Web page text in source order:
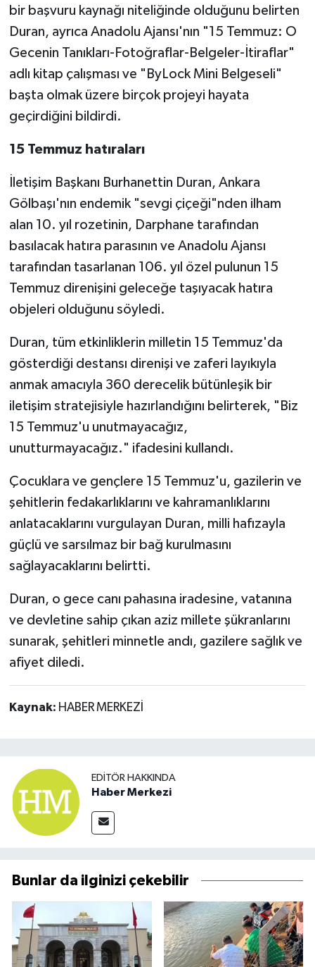
bir başvuru kaynağı niteliğinde olduğunu belirten
Duran, ayrıca Anadolu Ajansı'nın "15 Temmuz: O
Gecenin Tanıkları-Fotoğraflar-Belgeler-İtiraflar"
adlı kitap çalışması ve "ByLock Mini Belgeseli"
başta olmak üzere birçok projeyi hayata
geçirdiğini bildirdi.
15 Temmuz hatıraları
İletişim Başkanı Burhanettin Duran, Ankara
Gölbaşı'nın endemik "sevgi çiçeği"nden ilham
alan 10. yıl rozetinin, Darphane tarafından
basılacak hatıra parasının ve Anadolu Ajansı
tarafından tasarlanan 106. yıl özel pulunun 15
Temmuz direnişini geleceğe taşıyacak hatıra
objeleri olduğunu söyledi.
Duran, tüm etkinliklerin milletin 15 Temmuz'da
gösterdiği destansı direnişi ve zaferi layıkıyla
anmak amacıyla 360 derecelik bütünleşik bir
iletişim stratejisiyle hazırlandığını belirterek, "Biz
15 Temmuz'u unutmayacağız,
unutturmayacağız." ifadesini kullandı.
Çocuklara ve gençlere 15 Temmuz'u, gazilerin ve
şehitlerin fedakarlıklarını ve kahramanlıklarını
anlatacaklarını vurgulayan Duran, milli hafızayla
güçlü ve sarsılmaz bir bağ kurulmasını
sağlayacaklarını belirtti.
Duran, o gece canı pahasına iradesine, vatanına
ve devletine sahip çıkan aziz millete şükranlarını
sunarak, şehitleri minnetle andı, gazilere sağlık ve
afiyet diledi.
Kaynak: HABER MERKEZİ
EDITÖR HAKKINDA
Haber Merkezi
Bunlar da ilginizi çekebilir